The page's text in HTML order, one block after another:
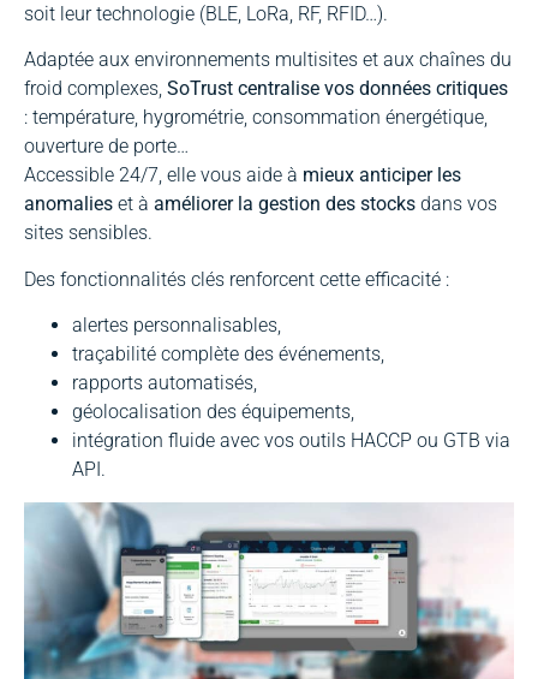
soit leur technologie (BLE, LoRa, RF, RFID…).
Adaptée aux environnements multisites et aux chaînes du
froid complexes, SoTrust centralise vos données critiques
: température, hygrométrie, consommation énergétique,
ouverture de porte…
Accessible 24/7, elle vous aide à mieux anticiper les
anomalies et à améliorer la gestion des stocks dans vos
sites sensibles.
Des fonctionnalités clés renforcent cette efficacité :
alertes personnalisables,
traçabilité complète des événements,
rapports automatisés,
géolocalisation des équipements,
intégration fluide avec vos outils HACCP ou GTB via
API.